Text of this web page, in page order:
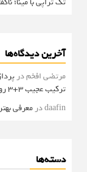
آخرین دیدگاه‌ها
مرتضی افخمدر
ترکیب عجیب 3+3 رویت شد
daafinدرمعرفی بهترین فلش
دسته‌ها